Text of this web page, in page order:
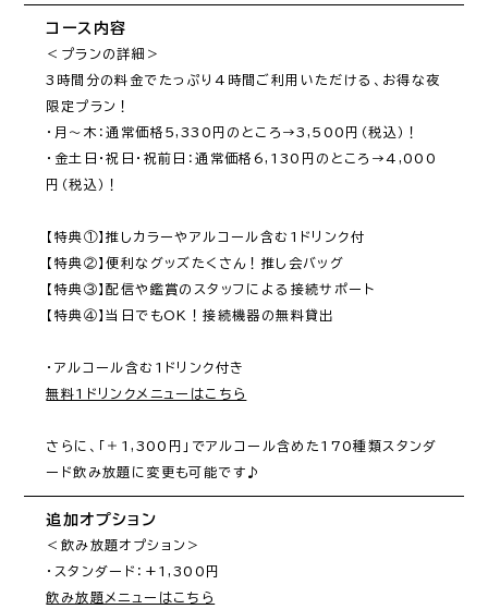
コース内容
＜プランの詳細＞
3時間分の料金でたっぷり4時間ご利用いただける、お得な夜
限定プラン！
・月～木：通常価格5,330円のところ→3,500円（税込）！
・金土日・祝日・祝前日：通常価格6,130円のところ→4,000
円（税込）！
【特典①】推しカラーやアルコール含む1ドリンク付
【特典②】便利なグッズたくさん！推し会バッグ
【特典③】配信や鑑賞のスタッフによる接続サポート
【特典④】当日でもOK！接続機器の無料貸出
無料1ドリンクメニューはこちら
さらに、「＋1,300円」でアルコール含めた170種類スタンダ
ード飲み放題に変更も可能です♪
追加オプション
＜飲み放題オプション＞
飲み放題メニューはこちら